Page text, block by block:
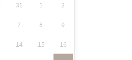
31 1 2
7 8 9
14 15 16